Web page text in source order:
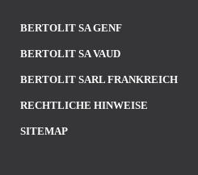
BERTOLIT SA GENF
BERTOLIT SA VAUD
BERTOLIT SARL FRANKREICH
RECHTLICHE HINWEISE
SITEMAP